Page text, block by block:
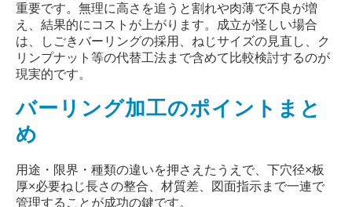
重要です。無理に高さを追うと割れや肉薄で不良が増
え、結果的にコストが上がります。成立が怪しい場合
は、しごきバーリングの採用、ねじサイズの見直し、ク
リンプナット等の代替工法まで含めて比較検討するのが
現実的です。
バーリング加工のポイントまと
め
用途・限界・種類の違いを押さえたうえで、下穴径×板
厚×必要ねじ長さの整合、材質差、図面指示まで一連で
管理することが成功の鍵です。